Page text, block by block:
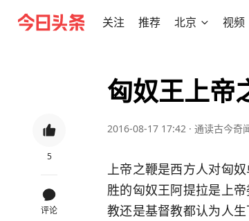
关注 推荐 北京 视频
5
评论
匈奴王上帝
2016-08-17 17:42 · 通读古今奇
上帝之鞭是西方人对匈
胜的匈奴王阿提拉是上
教还是基督教都认为人